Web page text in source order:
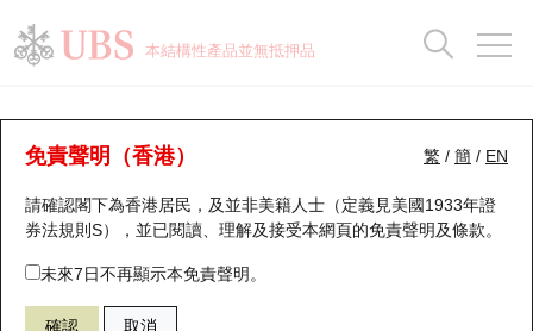
本結構性產品並無抵押品
繁 / 簡 / EN
免責聲明（香港）
請確認閣下為香港居民，及並非美籍人士（定義見美國1933年證
券法規則S），並已閱讀、理解及接受本網頁的免責聲明及條款。
未來7日不再顯示本免責聲明。
確認 取消
牛熊證分析儀
表現 街貨統計 比較
64574 瑞銀牛證 1801 信達生物－Ｂ
瑞銀認股證一覽
新發行瑞銀認股證
即將到期認股證
街貨統計
比較
牛熊全景快搜
牛熊證搜尋
牛熊證街貨分佈圖
街貨統計
比較
十大升幅/跌幅
十大認股證成交分佈
十天股證佔大市成交
正股分析儀
二十大活躍股份
恒指成份股
持股比重
顯示所有持股比重
每月輪證大市專題
輪證專欄
講座及教育短片